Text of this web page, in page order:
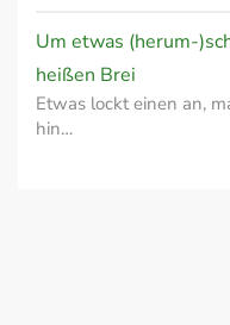
Um etwas (herum-
heißen Brei
Etwas lockt einen an,
hin…